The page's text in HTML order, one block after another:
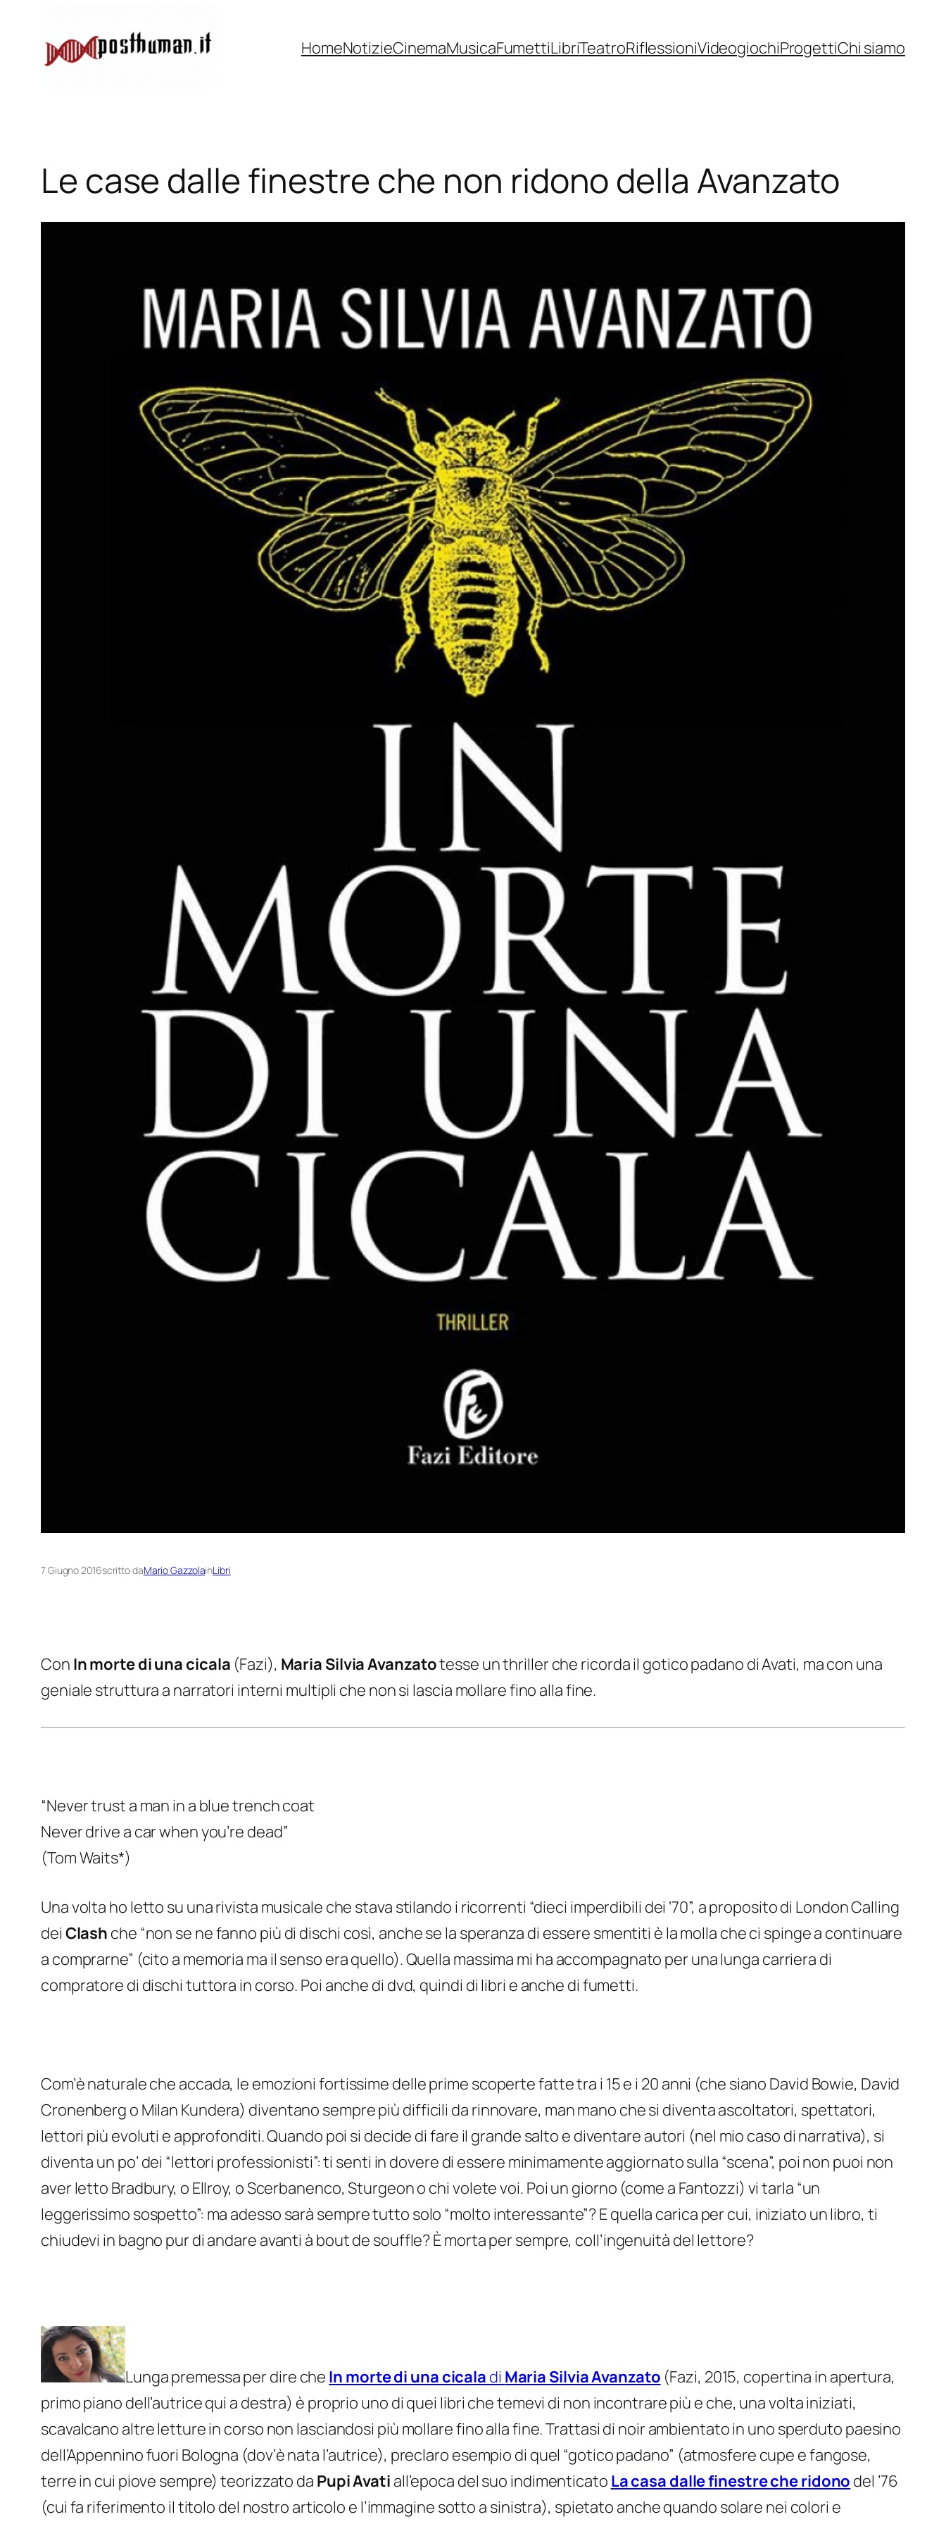
contenuto
HomeNotizieCinemaMusicaFumettiLibriTeatroRiflessioniVideogiochiProgettiChi siamo
Le case dalle finestre che non ridono della Avanzato
7 Giugno 2016scritto daMario GazzolainLibri
Con In morte di una cicala (Fazi), Maria Silvia Avanzatotesse un thriller che ricorda il gotico padano di Avati, ma con una
geniale struttura a narratori interni multipli che non si lascia mollare fino alla fine.
“Never trust a man in a blue trench coat
Never drive a car when you’re dead”
(Tom Waits*)
Una volta ho letto su una rivista musicale che stava stilando i ricorrenti “dieci imperdibili dei ‘70”, a proposito di London Calling
dei Clash che “non se ne fanno più di dischi così, anche se la speranza di essere smentiti è la molla che ci spinge a continuare
a comprarne” (cito a memoria ma il senso era quello). Quella massima mi ha accompagnato per una lunga carriera di
compratore di dischi tuttora in corso. Poi anche di dvd, quindi di libri e anche di fumetti.
Com’è naturale che accada, le emozioni fortissime delle prime scoperte fatte tra i 15 e i 20 anni (che siano David Bowie, David
Cronenberg o Milan Kundera) diventano sempre più difficili da rinnovare, man mano che si diventa ascoltatori, spettatori,
lettori più evoluti e approfonditi. Quando poi si decide di fare il grande salto e diventare autori (nel mio caso di narrativa), si
diventa un po’ dei “lettori professionisti”: ti senti in dovere di essere minimamente aggiornato sulla “scena”, poi non puoi non
aver letto Bradbury, o Ellroy, o Scerbanenco, Sturgeon o chi volete voi. Poi un giorno (come a Fantozzi) vi tarla “un
leggerissimo sospetto”: ma adesso sarà sempre tutto solo “molto interessante”? E quella carica per cui, iniziato un libro, ti
chiudevi in bagno pur di andare avanti à bout de souffle? È morta per sempre, coll’ingenuità del lettore?
Lunga premessa per dire che In morte di una cicala di Maria Silvia Avanzato (Fazi, 2015, copertina in apertura,
primo piano dell’autrice qui a destra) è proprio uno di quei libri che temevi di non incontrare più e che, una volta iniziati,
scavalcano altre letture in corso non lasciandosi più mollare fino alla fine. Trattasi di noir ambientato in uno sperduto paesino
dell’Appennino fuori Bologna (dov’è nata l’autrice), preclaro esempio di quel “gotico padano” (atmosfere cupe e fangose,
terre in cui piove sempre) teorizzato da Pupi Avati all’epoca del suo indimenticato La casa dalle finestre che ridono del ’76
(cui fa riferimento il titolo del nostro articolo e l’immagine sotto a sinistra), spietato anche quando solare nei colori e